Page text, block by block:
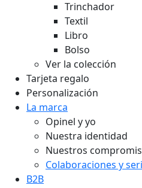
Trinchador
Textil
Libro
Bolso
Ver la colección
Tarjeta regalo
Personalización
La marca
Opinel y yo
Nuestra identidad
Nuestros
Colaboraciones y
B2B